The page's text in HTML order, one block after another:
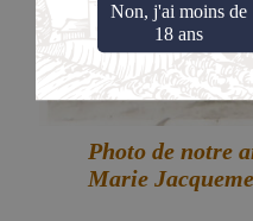
Photo de notre
Marie
Non, j'ai moins de
18 ans